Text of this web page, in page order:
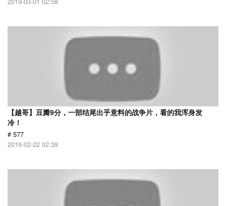
【越哥】豆瓣9分，一部结尾出乎意料的战争片，看的我浑身发
冷！
# 577
2019-02-22 02:39